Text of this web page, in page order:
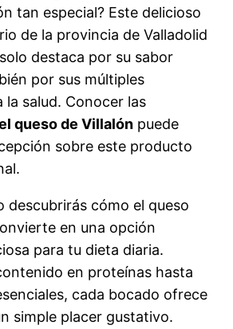
tan especial? Este delicioso
de la provincia de Valladolid
destaca por su sabor
por sus múltiples
la salud. Conocer las
queso de Villalón puede
sobre este producto
descubrirás cómo el queso
en una opción
para tu dieta diaria.
en proteínas hasta
cada bocado ofrece
simple placer gustativo.